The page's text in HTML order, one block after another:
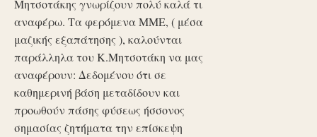
Μητσοτάκης γνωρίζουν πολύ καλά τι
αναφέρω. Τα φερόμενα ΜΜΕ, ( μέσα
μαζικής εξαπάτησης ), καλούνται
παράλληλα του Κ.Μητσοτάκη να μας
αναφέρουν: Δεδομένου ότι σε
καθημερινή βάση μεταδίδουν και
προωθούν πάσης φύσεως ήσσονος
σημασίας ζητήματα την επίσκεψη